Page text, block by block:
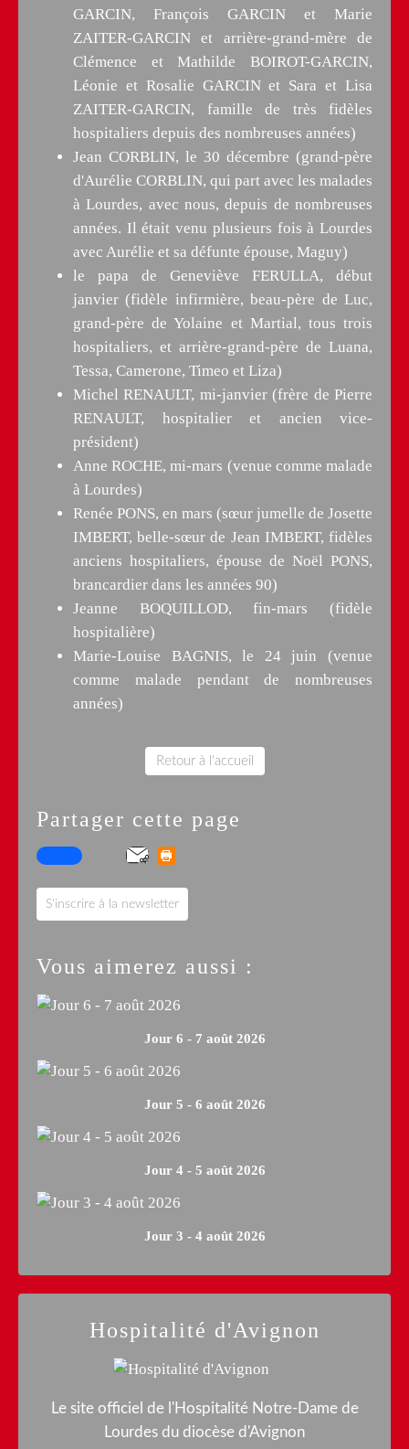
GARCIN, François GARCIN et Marie
ZAITER-GARCIN et arrière-grand-mère de
Clémence et Mathilde BOIROT-GARCIN,
Léonie et Rosalie GARCIN et Sara et Lisa
ZAITER-GARCIN, famille de très fidèles
hospitaliers depuis des nombreuses années)
Jean CORBLIN, le 30 décembre (grand-père
d'Aurélie CORBLIN, qui part avec les malades
à Lourdes, avec nous, depuis de nombreuses
années. Il était venu plusieurs fois à Lourdes
avec Aurélie et sa défunte épouse, Maguy)
le papa de Geneviève FERULLA, début
janvier (fidèle infirmière, beau-père de Luc,
grand-père de Yolaine et Martial, tous trois
hospitaliers, et arrière-grand-père de Luana,
Tessa, Camerone, Timeo et Liza)
Michel RENAULT, mi-janvier (frère de Pierre
RENAULT, hospitalier et ancien vice-
président)
Anne ROCHE, mi-mars (venue comme malade
à Lourdes)
Renée PONS, en mars (sœur jumelle de Josette
IMBERT, belle-sœur de Jean IMBERT, fidèles
anciens hospitaliers, épouse de Noël PONS,
brancardier dans les années 90)
Jeanne BOQUILLOD, fin-mars (fidèle
hospitalière)
Marie-Louise BAGNIS, le 24 juin (venue
comme malade pendant de nombreuses
années)
Retour à l'accueil
Partager cette page
S'inscrire à la newsletter
Vous aimerez aussi :
Jour 6 - 7 août 2026
Jour 5 - 6 août 2026
Jour 4 - 5 août 2026
Jour 3 - 4 août 2026
Hospitalité d'Avignon
Le site officiel de l'Hospitalité Notre-Dame de
Lourdes du diocèse d'Avignon